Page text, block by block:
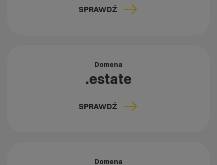
SPRAWDŹ
Domena
.estate
SPRAWDŹ
Domena